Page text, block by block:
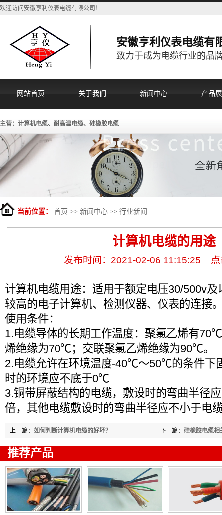
欢迎访问安徽亨利仪表电缆有限公司！
安徽亨利仪表电缆
致力于成为电缆行业的品
网站首页 关于我们 新闻中心 产品
主营：计算机电缆、耐高温电缆、硅橡胶电缆
当前位置： 首页 >> 新闻中心 >> 行业新闻
计算机电缆的用途
发布时间：2021-02-06 11:15:25 点
计算机电缆用途：适用于额定电压30/500v
较高的电子计算机、检测仪器、仪表的连接
使用条件：
1.电缆导体的长期工作温度：聚氯乙烯有
烯绝缘为70℃；交联聚氯乙烯绝缘为90℃。
2.电缆允许在环境温度-40℃～50℃的条件下
时的环境应不底于0℃
3.铜带屏蔽结构的电缆，敷设时的弯曲半径
倍，其他电缆敷设时的弯曲半径应不小于电
下一篇： 硅橡胶电缆相
上一篇： 如何判断计算机电缆的好坏？
推荐产品